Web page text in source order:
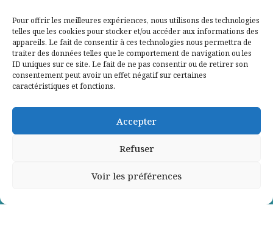
Pour offrir les meilleures expériences, nous utilisons des technologies
telles que les cookies pour stocker et/ou accéder aux informations des
appareils. Le fait de consentir à ces technologies nous permettra de
traiter des données telles que le comportement de navigation ou les
ID uniques sur ce site. Le fait de ne pas consentir ou de retirer son
consentement peut avoir un effet négatif sur certaines
caractéristiques et fonctions.
Accepter
Refuser
Voir les préférences
Contactez-nous
Mentions légales